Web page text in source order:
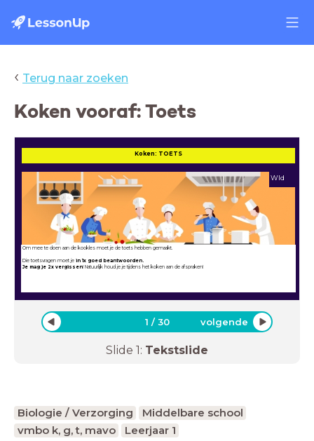
‹ Terug naar zoeken
Koken vooraf: Toets
Koken: TOETS
Wld
Om mee te doen aan de kookles moet je de toets hebben gemaakt.
Die toetsvragen moet je in 1x goed beantwoorden.
Je mag je 2x vergissen! Natuurlijk houd je je tijdens het koken aan de afspraken!
1 /30 volgende
Slide 1: Tekstslide
Biologie / Verzorging
Middelbare school
vmbo k, g, t, mavo
Leerjaar 1